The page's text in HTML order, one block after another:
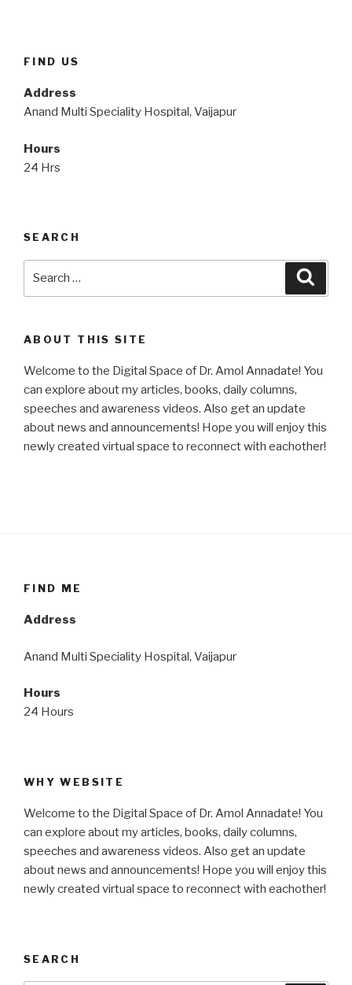
FIND US
Address
Anand Multi Speciality Hospital, Vaijapur
Hours
24 Hrs
SEARCH
ABOUT THIS SITE
Welcome to the Digital Space of Dr. Amol Annadate! You
can explore about my articles, books, daily columns,
speeches and awareness videos. Also get an update
about news and announcements! Hope you will enjoy this
newly created virtual space to reconnect with eachother!
FIND ME
Address
Anand Multi Speciality Hospital, Vaijapur
Hours
24 Hours
WHY WEBSITE
Welcome to the Digital Space of Dr. Amol Annadate! You
can explore about my articles, books, daily columns,
speeches and awareness videos. Also get an update
about news and announcements! Hope you will enjoy this
newly created virtual space to reconnect with eachother!
SEARCH